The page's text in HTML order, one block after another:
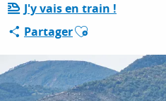
ESPACE PRO
J'y vais en train !
PartagerAjouter aux favoris